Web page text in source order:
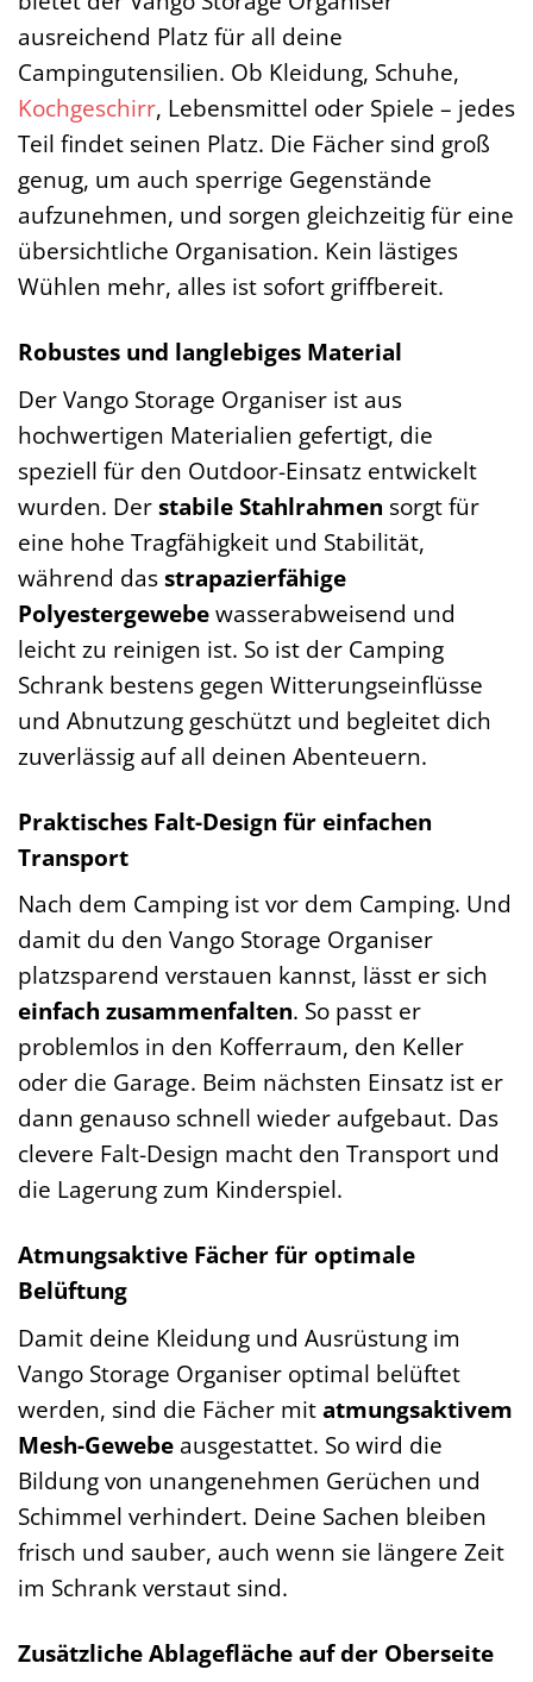
ausreichend Platz für all deine
Campingutensilien. Ob Kleidung, Schuhe,
Kochgeschirr, Lebensmittel oder Spiele – jedes
Teil findet seinen Platz. Die Fächer sind groß
genug, um auch sperrige Gegenstände
aufzunehmen, und sorgen gleichzeitig für eine
übersichtliche Organisation. Kein lästiges
Wühlen mehr, alles ist sofort griffbereit.
Robustes und langlebiges Material
Der Vango Storage Organiser ist aus
hochwertigen Materialien gefertigt, die
speziell für den Outdoor-Einsatz entwickelt
wurden. Derstabile Stahlrahmen sorgt für
eine hohe Tragfähigkeit und Stabilität,
während dasstrapazierfähige
Polyestergewebewasserabweisend und
leicht zu reinigen ist. So ist der Camping
Schrank bestens gegen Witterungseinflüsse
und Abnutzung geschützt und begleitet dich
zuverlässig auf all deinen Abenteuern.
Praktisches Falt-Design für einfachen
Transport
Nach dem Camping ist vor dem Camping. Und
damit du den Vango Storage Organiser
platzsparend verstauen kannst, lässt er sich
einfach zusammenfalten. So passt er
problemlos in den Kofferraum, den Keller
oder die Garage. Beim nächsten Einsatz ist er
dann genauso schnell wieder aufgebaut. Das
clevere Falt-Design macht den Transport und
die Lagerung zum Kinderspiel.
Atmungsaktive Fächer für optimale
Belüftung
Damit deine Kleidung und Ausrüstung im
Vango Storage Organiser optimal belüftet
werden, sind die Fächer mitatmungsaktivem
Mesh-Gewebe ausgestattet. So wird die
Bildung von unangenehmen Gerüchen und
Schimmel verhindert. Deine Sachen bleiben
frisch und sauber, auch wenn sie längere Zeit
im Schrank verstaut sind.
Zusätzliche Ablagefläche auf der Oberseite